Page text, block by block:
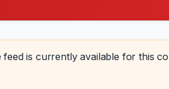
is currently available for this